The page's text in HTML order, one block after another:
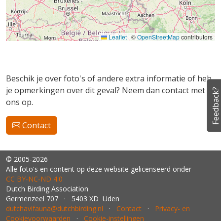
Leaflet| ©OpenStreetMapcontributors
Beschik je over foto's of andere extra informatie of heb
je opmerkingen over dit geval? Neem dan contact met
ons op.
Contact
© 2005-2026
Alle foto's en content op deze website gelicenseerd onder
CC BY‑NC‑ND 4.0
Dutch Birding Association
Germenzeel 707 · 5403 XD Uden
dutchavifauna@dutchbirding.nl · Contact · Privacy- en
Cookievoorwaarden · Cookie-instellingen
Feedback?